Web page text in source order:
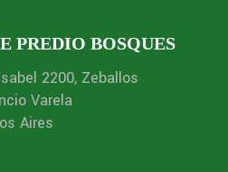
PREDIO BOSQUES
2200, Zeballos
Varela
Aires